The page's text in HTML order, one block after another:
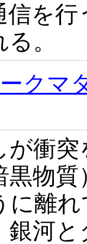
信を
。
クマ
が衝
黒物
に離
銀河